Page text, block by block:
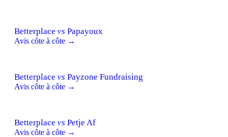
Betterplace vs Papayoux
Avis côte à côte →
Betterplace vs Payzone Fundraising
Avis côte à côte →
Betterplace vs Petje Af
Avis côte à côte →